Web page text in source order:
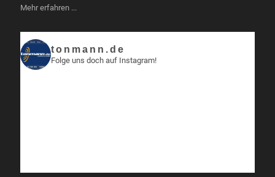
Mehr erfahren ...
tonmann.de
Folge uns doch auf Instagram!